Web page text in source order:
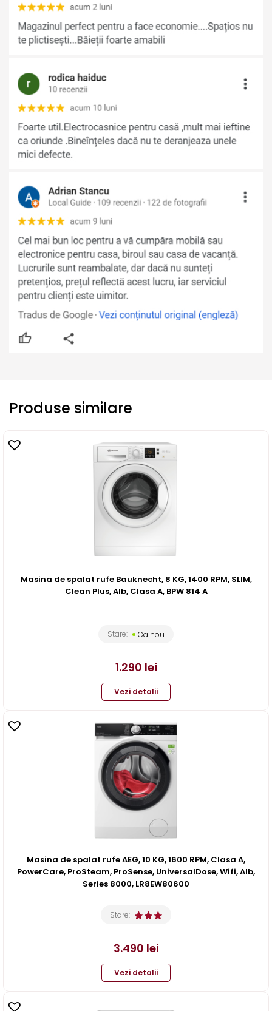
Produse similare
Masina de spalat rufe Bauknecht, 8 KG, 1400 RPM, SLIM,
Clean Plus, Alb, Clasa A, BPW 814 A
Stare: Ca nou
1.290 lei
Vezi detalii
Masina de spalat rufe AEG, 10 KG, 1600 RPM, Clasa A,
PowerCare, ProSteam, ProSense, UniversalDose, Wifi, Alb,
Series 8000, LR8EW80600
Stare:
3.490 lei
Vezi detalii